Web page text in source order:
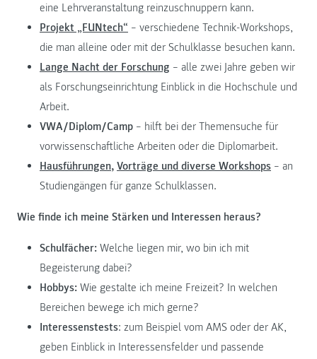
eine Lehrveranstaltung reinzuschnuppern kann.
Projekt „FUNtech“ − verschiedene Technik-Workshops,
die man alleine oder mit der Schulklasse besuchen kann.
Lange Nacht der Forschung – alle zwei Jahre geben wir
als Forschungseinrichtung Einblick in die Hochschule und
Arbeit.
VWA/Diplom/Camp − hilft bei der Themensuche für
vorwissenschaftliche Arbeiten oder die Diplomarbeit.
Hausführungen, Vorträge und diverse Workshops − an
Studiengängen für ganze Schulklassen.
Wie finde ich meine Stärken und Interessen heraus?
Schulfächer: Welche liegen mir, wo bin ich mit
Begeisterung dabei?
Hobbys: Wie gestalte ich meine Freizeit? In welchen
Bereichen bewege ich mich gerne?
Interessenstests: zum Beispiel vom AMS oder der AK,
geben Einblick in Interessensfelder und passende